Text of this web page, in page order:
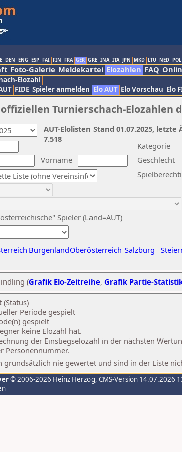
DEN ENG ESP FAI FIN FRA GER GRE INA ITA JPN MKD LTU NED POL
Foto-Galerie Meldekartei Elozahlen FAQ
Elozahl
FIDE Spieler anmelden Elo AUT Elo Vorschau Elo
Turnierschach-Elozahlen
Vorname
Kategorie
Geschlecht
Spieler (Land=AUT)
BurgenlandOberösterreich Salzburg
AUT-Elolisten Stand 01.07.2025,
7.518
(Grafik Elo-Zeitreihe, Grafik Partie-
(Status)
Periode gespielt
gespielt
keine Elozahl hat.
der Einstiegselozahl in der nächsten
Personennummer.
grundsätzlich nie gewertet und sind in der Liste
© 2006-2026 Heinz Herzog, CMS-Version 14.07.2026